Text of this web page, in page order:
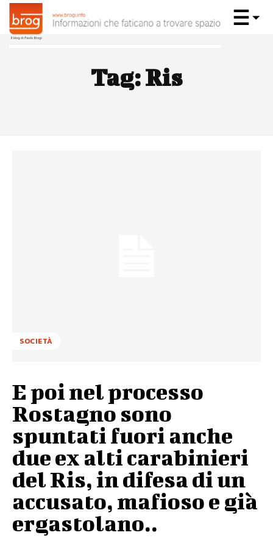
Tag:Ris
SOCIETÀ
E poi nel processo
Rostagno sono
spuntati fuori anche
due ex alti carabinieri
del Ris, in difesa di un
accusato, mafioso e già
ergastolano..